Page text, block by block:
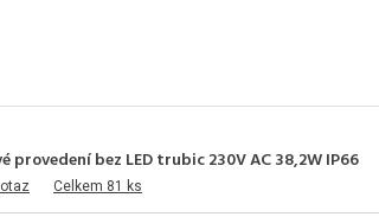
provedení bez LED trubic 230V AC 38,2W IP66
Celkem 81 ks